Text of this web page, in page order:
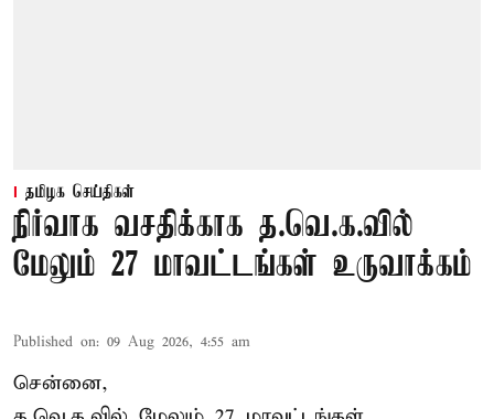
தமிழக செய்திகள்
நிர்வாக வசதிக்காக த.வெ.க.வில்
மேலும் 27 மாவட்டங்கள் உருவாக்கம்
Published on: 09 Aug 2026, 4:55 am
சென்னை,